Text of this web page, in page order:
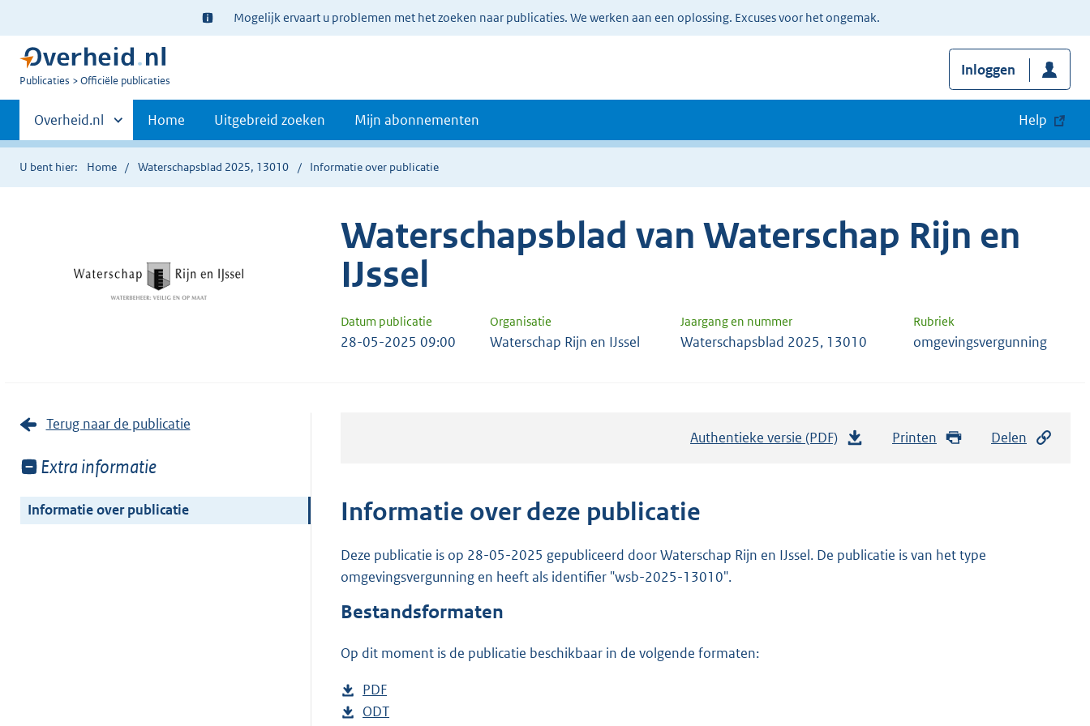
Ter
informatie:
Mogelijk ervaart u problemen met het zoeken naar publicaties. We werken aan een oplossing. Excuses voor het ongemak.
U
Publicaties Officiële publicaties
Inloggen
Primaire
navigatie
Andere
sites
binnen
Overheid.nl Home Uitgebreid zoeken Mijn abonnementen Help
U bent hier: Home Waterschapsblad 2025, 13010 Informatie over publicatie
Waterschapsblad van Waterschap Rijn en
IJssel
Datum publicatie Organisatie Jaargang en nummer Rubriek
28-05-2025 09:00 Waterschap Rijn en IJssel Waterschapsblad 2025, 13010 omgevingsvergunning
Terug naar de publicatie
Toon
van:
Extra informatie
Informatie over publicatie
Authentieke versie (PDF)
d
Printen Delen
Informatie over deze publicatie
Deze publicatie is op 28-05-2025 gepubliceerd door Waterschap Rijn en IJssel. De publicatie is van het type
omgevingsvergunning en heeft als identifier "wsb-2025-13010".
Bestandsformaten
Op dit moment is de publicatie beschikbaar in de volgende formaten:
D
o
PDF
e
D
ODT